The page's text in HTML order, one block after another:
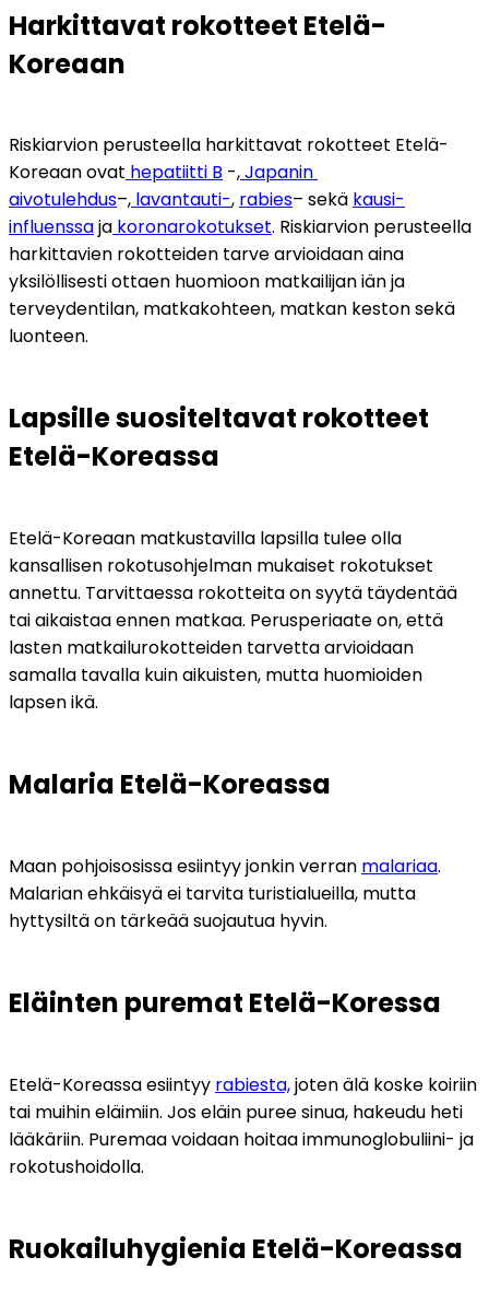
Harkittavat rokotteet Etelä-
Koreaan
Riskiarvion perusteella harkittavat rokotteet Etelä-
Koreaan ovat hepatiitti B -, Japanin
aivotulehdus–, lavantauti-, rabies– sekä kausi-
influenssa ja koronarokotukset. Riskiarvion perusteella
harkittavien rokotteiden tarve arvioidaan aina
yksilöllisesti ottaen huomioon matkailijan iän ja
terveydentilan, matkakohteen, matkan keston sekä
luonteen.
Lapsille suositeltavat rokotteet
Etelä-Koreassa
Etelä-Koreaan matkustavilla lapsilla tulee olla
kansallisen rokotusohjelman mukaiset rokotukset
annettu. Tarvittaessa rokotteita on syytä täydentää
tai aikaistaa ennen matkaa. Perusperiaate on, että
lasten matkailurokotteiden tarvetta arvioidaan
samalla tavalla kuin aikuisten, mutta huomioiden
lapsen ikä.
Malaria Etelä-Koreassa
Maan pohjoisosissa esiintyy jonkin verran malariaa.
Malarian ehkäisyä ei tarvita turistialueilla, mutta
hyttysiltä on tärkeää suojautua hyvin.
Eläinten puremat Etelä-Koressa
Etelä-Koreassa esiintyy rabiesta, joten älä koske koiriin
tai muihin eläimiin. Jos eläin puree sinua, hakeudu heti
lääkäriin. Puremaa voidaan hoitaa immunoglobuliini- ja
rokotushoidolla.
Ruokailuhygienia Etelä-Koreassa